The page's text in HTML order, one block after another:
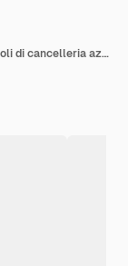
Rosso identità del marchio aziendale articoli di cancelleria aziendali